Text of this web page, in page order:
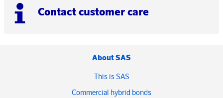
Contact customer care
About SAS
This is SAS
Commercial hybrid bonds